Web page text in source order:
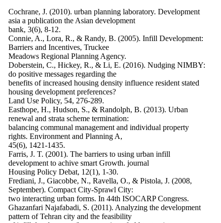
Cochrane, J. (2010). urban planning laboratory. Development
asia a publication the Asian development
bank, 3(6), 8-12.
Connie, A., Lora, R., & Randy, B. (2005). Infill Development:
Barriers and Incentives, Truckee
Meadows Regional Planning Agency.
Doberstein, C., Hickey, R., & Li, E. (2016). Nudging NIMBY:
do positive messages regarding the
benefits of increased housing density influence resident stated
housing development preferences?
Land Use Policy, 54, 276-289.
Easthope, H., Hudson, S., & Randolph, B. (2013). Urban
renewal and strata scheme termination:
balancing communal management and individual property
rights. Environment and Planning A,
45(6), 1421-1435.
Farris, J. T. (2001). The barriers to using urban infill
development to achive smart Growth. journal
Housing Policy Debat, 12(1), 1-30.
Frediani, J., Giacobbe, N., Ravella, O., & Pistola, J. (2008,
September). Compact City-Sprawl City:
two interacting urban forms. In 44th ISOCARP Congress.
Ghazanfari Najafabadi, S. (2011). Analyzing the development
pattern of Tehran city and the feasibility